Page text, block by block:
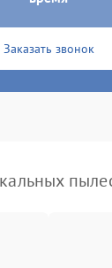
1000 ₽
1500 ₽
Заказать звонок